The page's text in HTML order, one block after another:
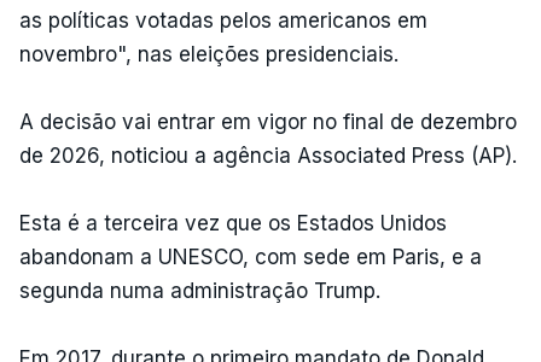
as políticas votadas pelos americanos em
novembro", nas eleições presidenciais.
A decisão vai entrar em vigor no final de dezembro
de 2026, noticiou a agência Associated Press (AP).
Esta é a terceira vez que os Estados Unidos
abandonam a UNESCO, com sede em Paris, e a
segunda numa administração Trump.